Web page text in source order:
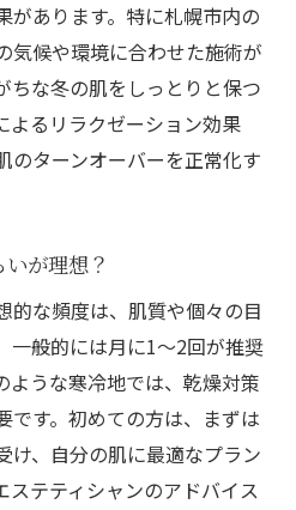
があります。特に札幌市内の
気候や環境に合わせた施術が
ちな冬の肌をしっとりと保つ
よるリラクゼーション効果
のターンオーバーを正常化す
が理想？
的な頻度は、肌質や個々の目
一般的には月に1〜2回が推奨
ような寒冷地では、乾燥対策
です。初めての方は、まずは
け、自分の肌に最適なプラン
ステティシャンのアドバイス